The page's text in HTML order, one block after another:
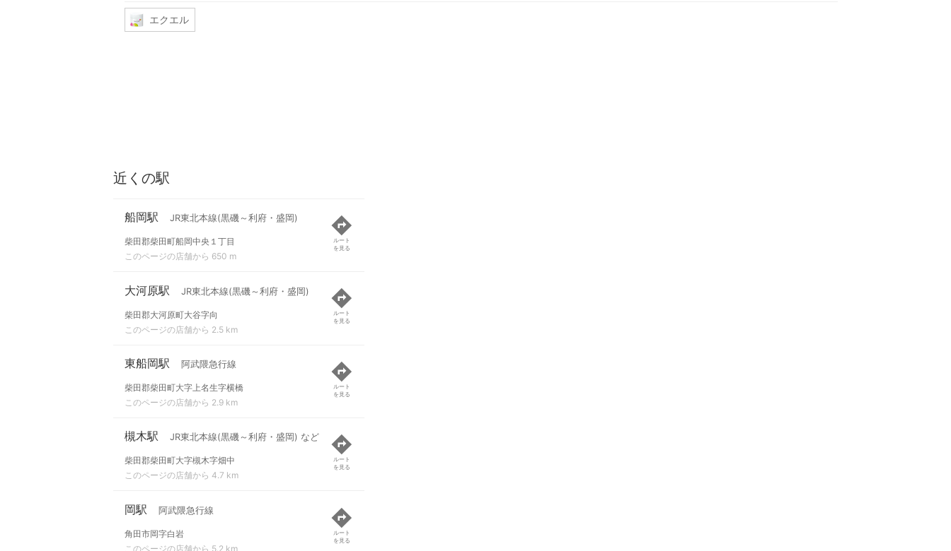
エクエル
近くの駅
船岡駅 JR東北本線(黒磯～利府・盛岡)
柴田郡柴田町船岡中央１丁目
このページの店舗から 650 m
ルート
を見る
大河原駅 JR東北本線(黒磯～利府・盛岡)
柴田郡大河原町大谷字向
このページの店舗から 2.5 km
ルート
を見る
東船岡駅 阿武隈急行線
柴田郡柴田町大字上名生字横橋
このページの店舗から 2.9 km
ルート
を見る
槻木駅 JR東北本線(黒磯～利府・盛岡) など
柴田郡柴田町大字槻木字畑中
このページの店舗から 4.7 km
ルート
を見る
岡駅 阿武隈急行線
角田市岡字白岩
このページの店舗から 5.2 km
ルート
を見る